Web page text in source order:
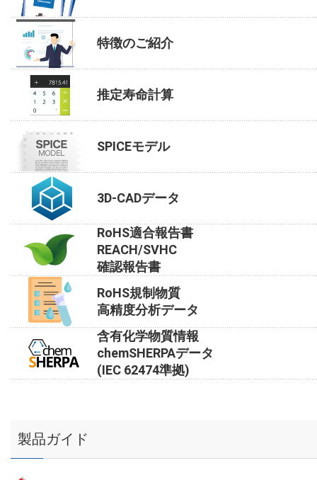
特徴のご紹介
推定寿命計算
SPICEモデル
3D-CADデータ
RoHS適合報告書
REACH/SVHC
確認報告書
RoHS規制物質
高精度分析データ
含有化学物質情報
chemSHERPAデータ
(IEC 62474準拠)
製品ガイド